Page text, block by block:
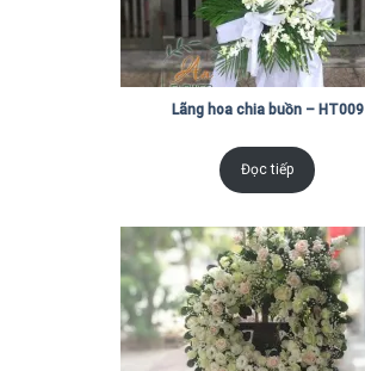
Lãng hoa chia buồn – HT009
Đọc tiếp